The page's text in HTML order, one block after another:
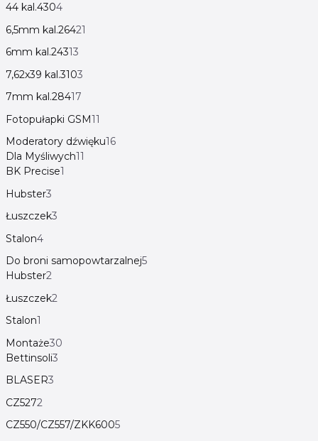
44 kal.4304
6,5mm kal.26421
6mm kal.24313
7,62x39 kal.3103
7mm kal.28417
Fotopułapki GSM11
Moderatory dźwięku16
Dla Myśliwych11
BK Precise1
Hubster3
Łuszczek3
Stalon4
Do broni samopowtarzalnej5
Hubster2
Łuszczek2
Stalon1
Montaże30
Bettinsoli3
BLASER3
CZ5272
CZ550/CZ557/ZKK6005